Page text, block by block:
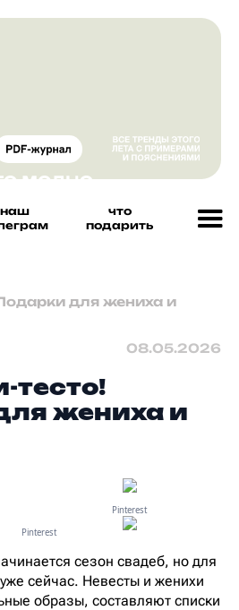
наш
что
подарить
для жениха и
08.05.2026
тесто!
жениха и
Pinterest
Pinterest
сезон свадеб, но для
сейчас. Невесты и женихи
образы, составляют списки